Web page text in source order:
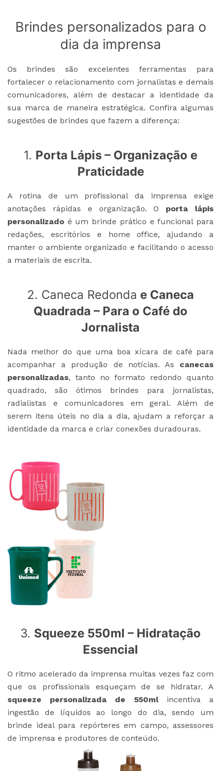
Brindes personalizados para o
dia da imprensa
Os brindes são excelentes ferramentas para
fortalecer o relacionamento com jornalistas e demais
comunicadores, além de destacar a identidade da
sua marca de maneira estratégica. Confira algumas
sugestões de brindes que fazem a diferença:
1. Porta Lápis – Organização e
Praticidade
A rotina de um profissional da imprensa exige
anotações rápidas e organização. O porta lápis
personalizado é um brinde prático e funcional para
redações, escritórios e home office, ajudando a
manter o ambiente organizado e facilitando o acesso
a materiais de escrita.
2. Caneca Redonda e Caneca
Quadrada – Para o Café do
Jornalista
Nada melhor do que uma boa xícara de café para
acompanhar a produção de notícias. As canecas
personalizadas, tanto no formato redondo quanto
quadrado, são ótimos brindes para jornalistas,
radialistas e comunicadores em geral. Além de
serem itens úteis no dia a dia, ajudam a reforçar a
identidade da marca e criar conexões duradouras.
3. Squeeze 550ml – Hidratação
Essencial
O ritmo acelerado da imprensa muitas vezes faz com
que os profissionais esqueçam de se hidratar. A
squeeze personalizada de 550mlincentiva a
ingestão de líquidos ao longo do dia, sendo um
brinde ideal para repórteres em campo, assessores
de imprensa e produtores de conteúdo.